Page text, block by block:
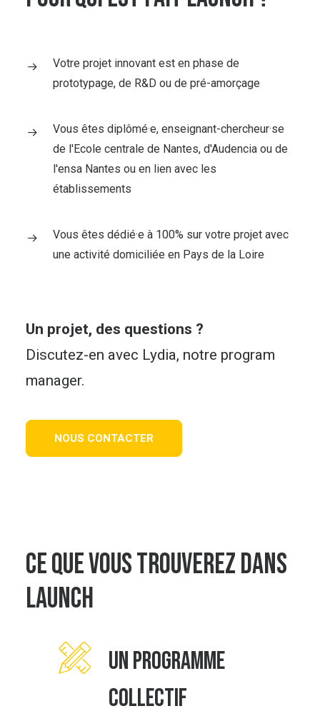
Votre projet innovant est en phase de
prototypage, de R&D ou de pré-amorçage
Vous êtes diplômé·e, enseignant-chercheur·se
de l'Ecole centrale de Nantes, d'Audencia ou de
l'ensa Nantes ou en lien avec les
établissements
Vous êtes dédié·e à 100% sur votre projet avec
une activité domiciliée en Pays de la Loire
Un projet, des questions ?
Discutez-en avec Lydia, notre program
manager.
NOUS CONTACTER
Ce que vous trouverez dans
launch
Un programme
collectif